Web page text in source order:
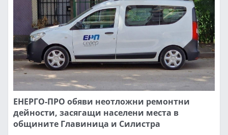
ЕНЕРГО-ПРО обяви неотложни ремонтни
дейности, засягащи населени места в
общините Главиница и Силистра